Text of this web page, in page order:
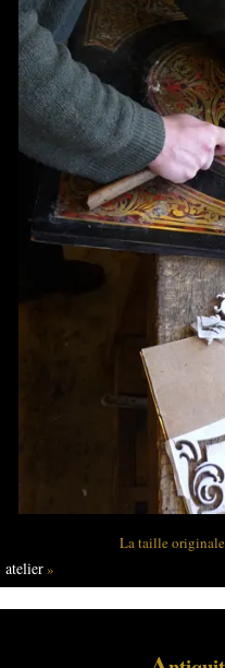
La taille originale
atelier»